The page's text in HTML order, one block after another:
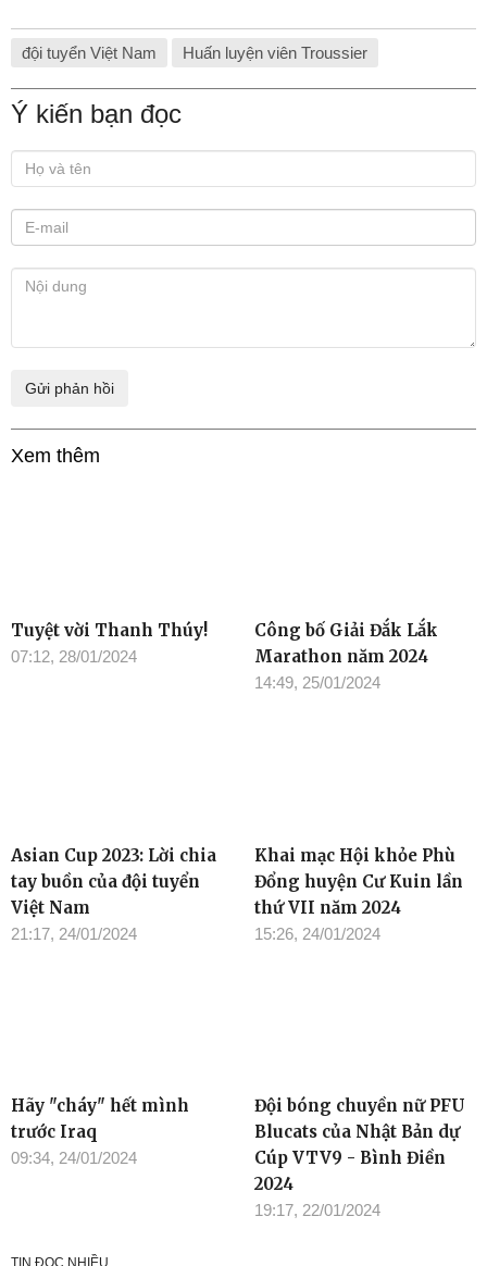
đội tuyển Việt Nam Huấn luyện viên Troussier
Ý kiến bạn đọc
Xem thêm
Tuyệt vời Thanh Thúy!
07:12, 28/01/2024
Công bố Giải Đắk Lắk
Marathon năm 2024
14:49, 25/01/2024
Asian Cup 2023: Lời chia
tay buồn của đội tuyển
Việt Nam
21:17, 24/01/2024
Khai mạc Hội khỏe Phù
Đổng huyện Cư Kuin lần
thứ VII năm 2024
15:26, 24/01/2024
Hãy "cháy" hết mình
trước Iraq
09:34, 24/01/2024
Đội bóng chuyền nữ PFU
Blucats của Nhật Bản dự
Cúp VTV9 - Bình Điền
2024
19:17, 22/01/2024